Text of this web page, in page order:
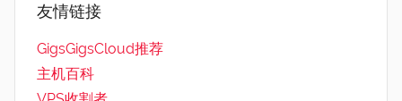
友情链接
GigsGigsCloud推荐
主机百科